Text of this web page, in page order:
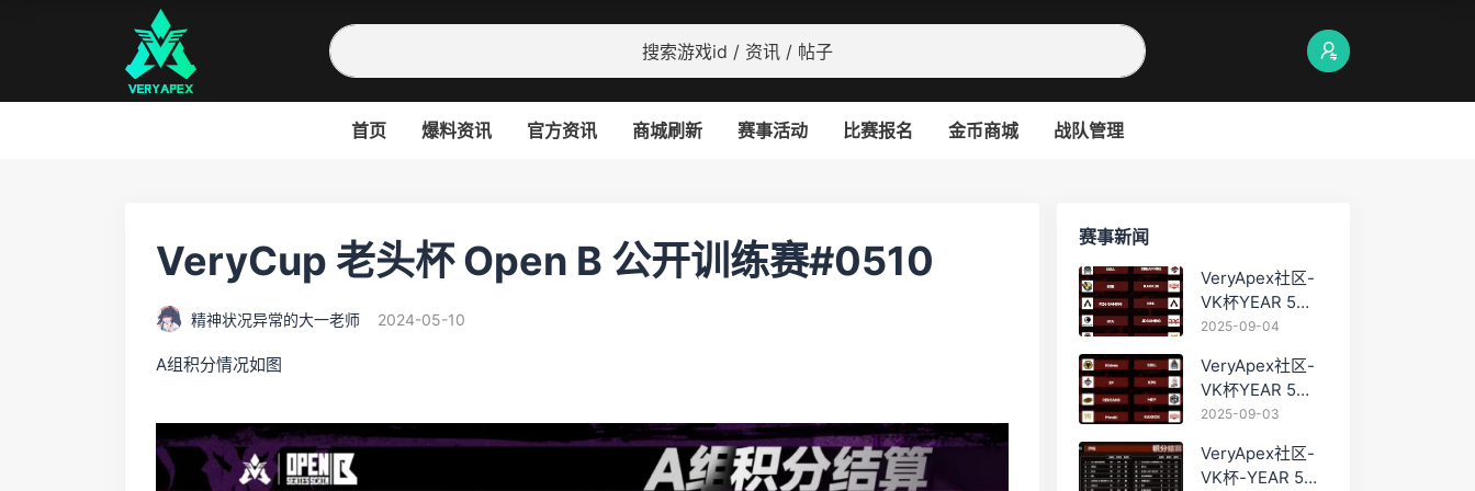
首页 爆料资讯 官方资讯 商城刷新 赛事活动 比赛报名 金币商城 战队管理
VeryCup 老头杯 Open B 公开训练赛#0510
精神状况异常的大一老师 2024-05-10
A组积分情况如图
赛事新闻
VeryApex社区-
VK杯YEAR 5
PRO训练赛
2025-09-04
VeryApex社区-
VK杯YEAR 5
PRO训练赛
2025-09-03
VeryApex社区-
VK杯-YEAR 5